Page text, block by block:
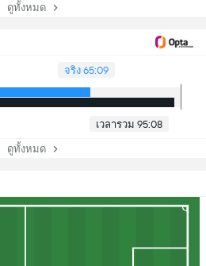
ดูทั้งหมด
จริง 65:09
เวลารวม 95:08
ดูทั้งหมด